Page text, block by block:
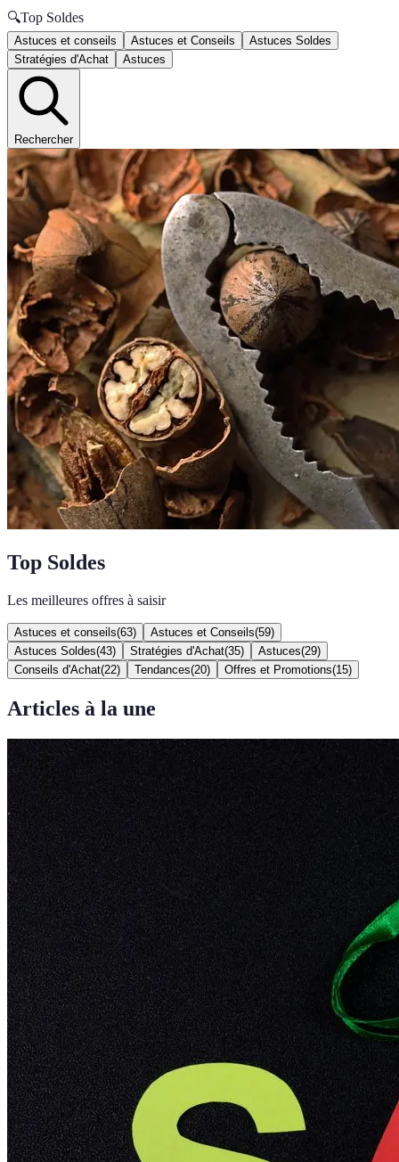
🔍Top Soldes
Astuces et conseils Astuces et Conseils
Astuces Soldes
Stratégies d'Achat
Astuces
Rechercher
Top Soldes
Les meilleures offres à saisir
Astuces et conseils(63) Astuces et Conseils(59)
Astuces Soldes(43) Stratégies d'Achat(35) Astuces(29)
Conseils d'Achat(22) Tendances(20) Offres et Promotions(15)
Articles à la une